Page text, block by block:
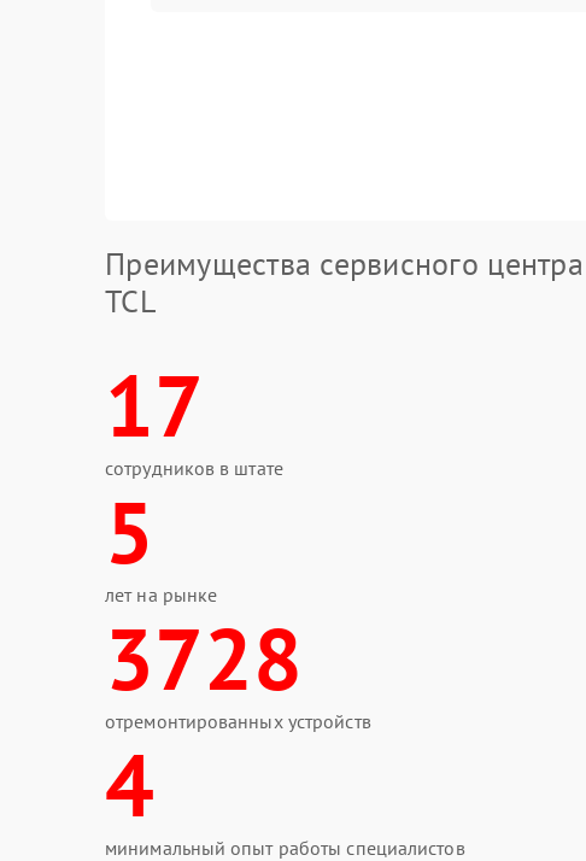
Преимущества сервисного центра
TCL
17
сотрудников в штате
5
лет на рынке
3728
отремонтированных устройств
4
минимальный опыт работы специалистов